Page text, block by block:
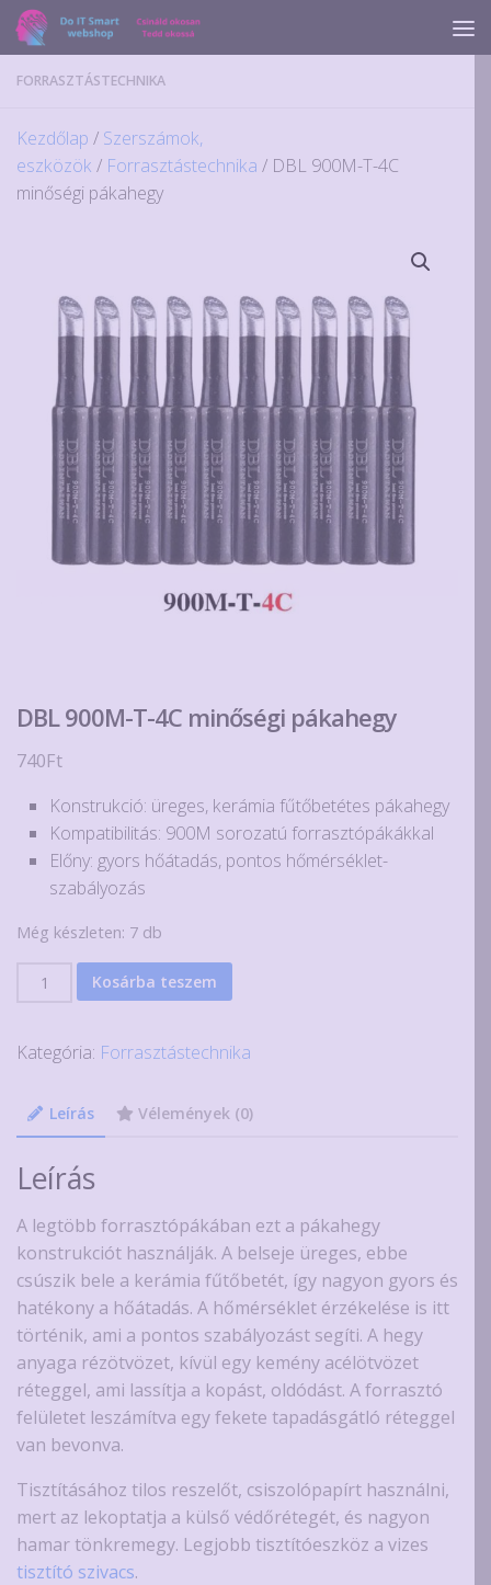
Skip to content
FORRASZTÁSTECHNIKA
Kezdőlap / Szerszámok,
eszközök / Forrasztástechnika / DBL 900M-T-4C
minőségi pákahegy
DBL 900M-T-4C minőségi pákahegy
740Ft
Konstrukció: üreges, kerámia fűtőbetétes pákahegy
Kompatibilitás: 900M sorozatú forrasztópákákkal
Előny: gyors hőátadás, pontos hőmérséklet-
szabályozás
Még készleten: 7 db
DBL
4C
pákahegy
mennyiség
Kosárba teszem
Kategória: Forrasztástechnika
Leírás Vélemények (0)
Leírás
A legtöbb forrasztópákában ezt a pákahegy
konstrukciót használják. A belseje üreges, ebbe
csúszik bele a kerámia fűtőbetét, így nagyon gyors és
hatékony a hőátadás. A hőmérséklet érzékelése is itt
történik, ami a pontos szabályozást segíti. A hegy
anyaga rézötvözet, kívül egy kemény acélötvözet
réteggel, ami lassítja a kopást, oldódást. A forrasztó
felületet leszámítva egy fekete tapadásgátló réteggel
van bevonva.
Tisztításához tilos reszelőt, csiszolópapírt használni,
mert az lekoptatja a külső védőrétegét, és nagyon
hamar tönkremegy. Legjobb tisztítóeszköz a vizes
tisztító szivacs.